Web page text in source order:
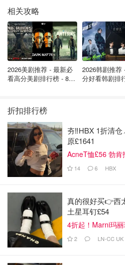
相关攻略
2026美剧推荐 - 最新必
看高分美剧排行榜 - 8月
2026韩剧推荐
分好看韩剧排
折扣排行榜
夯‼️HBX 1折清
原£1641
AcneT恤£56 勃肯
14 6 HBX
真的很好买👉西
土星耳钉£54
4折起！Marni玛
2 LN-CC UK